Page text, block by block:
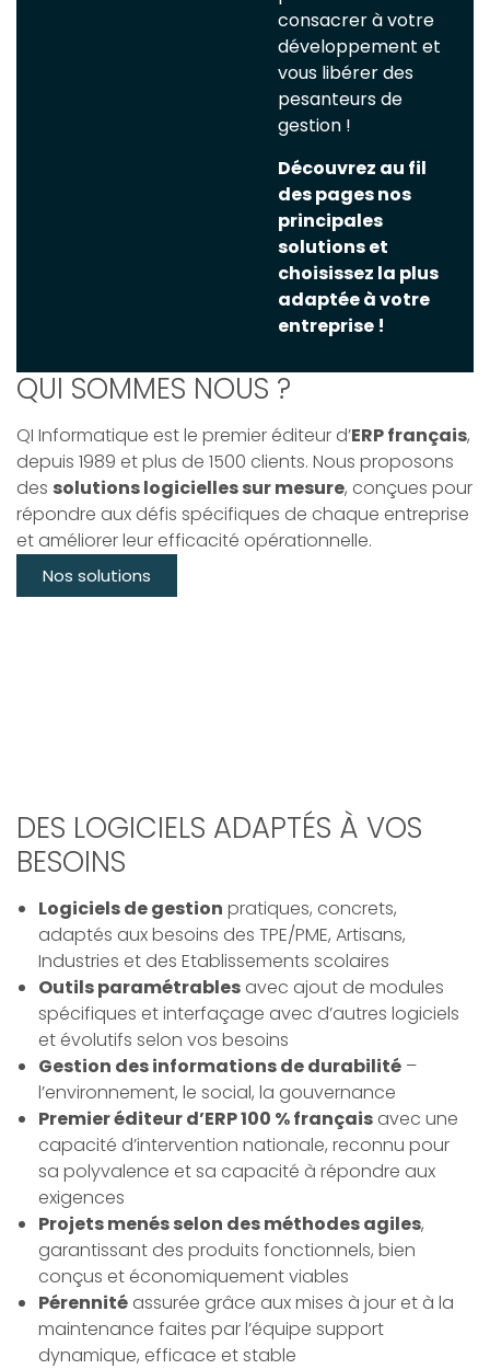
consacrer à votre
développement et
vous libérer des
pesanteurs de
gestion !
Découvrez au fil
des pages nos
principales
solutions et
choisissez la plus
adaptée à votre
entreprise !
QUI SOMMES NOUS ?
QI Informatique est le premier éditeur d’ERP français,
depuis 1989 et plus de 1500 clients. Nous proposons
des solutions logicielles sur mesure, conçues pour
répondre aux défis spécifiques de chaque entreprise
et améliorer leur efficacité opérationnelle.
Nos solutions
DES LOGICIELS ADAPTÉS À VOS
BESOINS
Logiciels de gestion pratiques, concrets,
adaptés aux besoins des TPE/PME, Artisans,
Industries et des Etablissements scolaires
Outils paramétrables avec ajout de modules
spécifiques et interfaçage avec d’autres logiciels
et évolutifs selon vos besoins
Gestion des informations de durabilité –
l’environnement, le social, la gouvernance
Premier éditeur d’ERP 100 % français avec une
capacité d’intervention nationale, reconnu pour
sa polyvalence et sa capacité à répondre aux
exigences
Projets menés selon des méthodes agiles,
garantissant des produits fonctionnels, bien
conçus et économiquement viables
Pérennité assurée grâce aux mises à jour et à la
maintenance faites par l’équipe support
dynamique, efficace et stable